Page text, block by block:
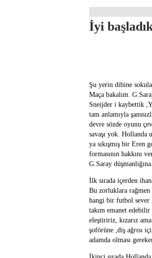
İyi
Şu yerin dibine
Maça bakalım.
Sneijder i kaybettik
tam anlamıyla
devre sözde oyunu
savaşı yok. Hollanda
ya sıkışmış bir Eren
formasının hakkını
G.Saray düşmanlığına.
İlk sırada içerden
Bu zorluklara
hangi bir futbol sever
takım emanet
eleştiririz, kızarız
şoförüne ,diş ağrısı
adamda olması